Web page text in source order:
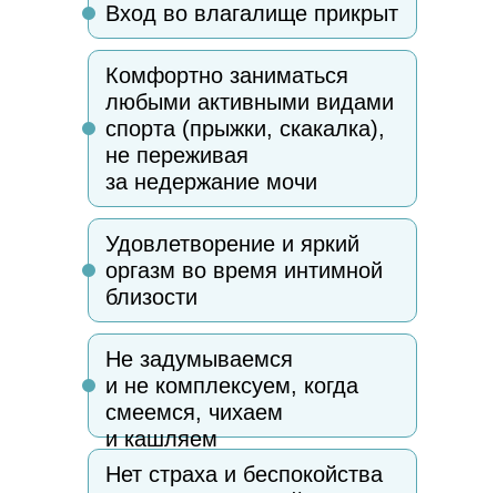
Нет страха и беспокойства
Удовлетворение и яркий
оргазм во время интимной
близости
Вход во влагалище прикрыт
Комфортно заниматься
любыми активными видами
спорта (прыжки, скакалка),
не переживая
за недержание мочи
Не задумываемся
и не комплексуем, когда
смеемся, чихаем
и кашляем